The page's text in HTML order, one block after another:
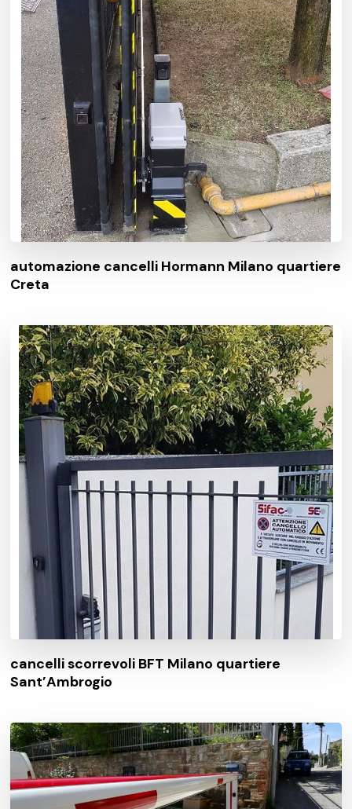
automazione cancelli Hormann Milano quartiere
Creta
cancelli scorrevoli BFT Milano quartiere
Sant’Ambrogio